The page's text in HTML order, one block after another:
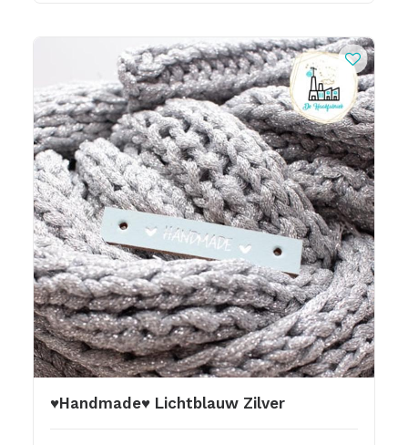
♥Handmade♥ Lichtblauw Zilver